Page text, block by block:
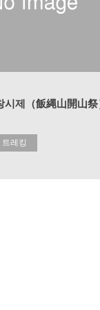
시제（飯縄山開山祭
트레킹